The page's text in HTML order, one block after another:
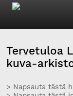
Tervetuloa
kuva-
> Napsauta tästä